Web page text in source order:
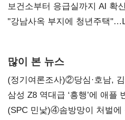
보건소부터 응급실까지 AI 확
"강남사옥 부지에 청년주택
많이 본 뉴스
(정기여론조사)②당심·호남,
삼성 Z8 역대급 ‘흥행’에 애플
대전’
(SPC 민낯)④솜방망이 처벌에